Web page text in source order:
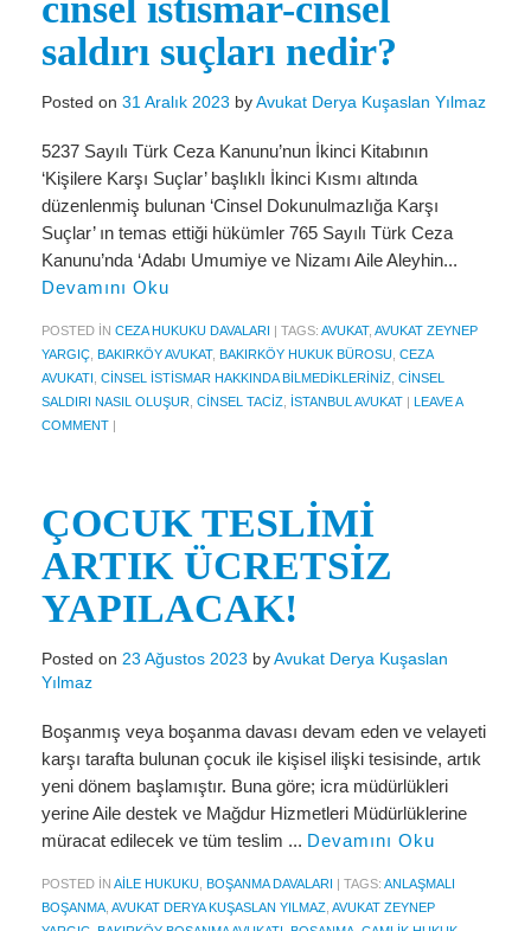
Miras Hukuku
İcra Ve İflas Hukuku
Gayrimenkul hukuku
Ticaret Hukuku
İdare ve Vergi Hukuku
Basında Derya Kuşaslan
HESAPLAMA ARAÇLARI
İhbar Tazminatı Hesaplama
Kıdem Tazminatı Hesaplama
Fazla Mesai Hesaplama
KVKK
KVKK Politikamız
Çerez ve Gizlilik Politikası
Saklama ve İmha Politikası
KVKK Başvuru Formu
Bakırköy KVKK Avukatı
YASAL UYARI
cinsel istismar-cinsel
saldırı suçları nedir?
Posted on 31 Aralık 2023 byAvukat Derya Kuşaslan Yılmaz
5237 Sayılı Türk Ceza Kanunu’nun İkinci Kitabının
‘Kişilere Karşı Suçlar’ başlıklı İkinci Kısmı altında
düzenlenmiş bulunan ‘Cinsel Dokunulmazlığa Karşı
Suçlar’ ın temas ettiği hükümler 765 Sayılı Türk Ceza
Kanunu’nda ‘Adabı Umumiye ve Nizamı Aile Aleyhin...
Devamını Oku
POSTED IN CEZA HUKUKU DAVALARI | TAGS: AVUKAT, AVUKAT ZEYNEP
YARGIÇ BAKIRKÖY AVUKAT, BAKIRKÖY HUKUK BÜROSU CEZA
AVUKATI CINSEL ISTISMAR HAKKINDA BILMEDIKLERINIZ CINSEL
SALDIRI NASIL OLUŞUR CINSEL TACIZ ISTANBUL AVUKAT | LEAVE A
COMMENT |
ÇOCUK TESLİMİ
ARTIK ÜCRETSİZ
YAPILACAK!
Posted on 23 Ağustos 2023 byAvukat Derya Kuşaslan
Yılmaz
Boşanmış veya boşanma davası devam eden ve velayeti
karşı tarafta bulunan çocuk ile kişisel ilişki tesisinde, artık
yeni dönem başlamıştır. Buna göre; icra müdürlükleri
yerine Aile destek ve Mağdur Hizmetleri Müdürlüklerine
müracat edilecek ve tüm teslim ... Devamını Oku
POSTED IN AILE HUKUKU BOŞANMA DAVALARI | TAGS: ANLAŞMALI
BOŞANMA AVUKAT DERYA KUŞASLAN YILMAZ AVUKAT ZEYNEP